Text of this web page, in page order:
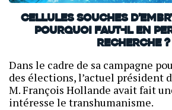
Cellules souches
pourquoi faut-il en
recherche ?
Dans le cadre de sa campagne
des élections, l’actuel président
M. François Hollande avait fait
intéresse le transhumanisme.